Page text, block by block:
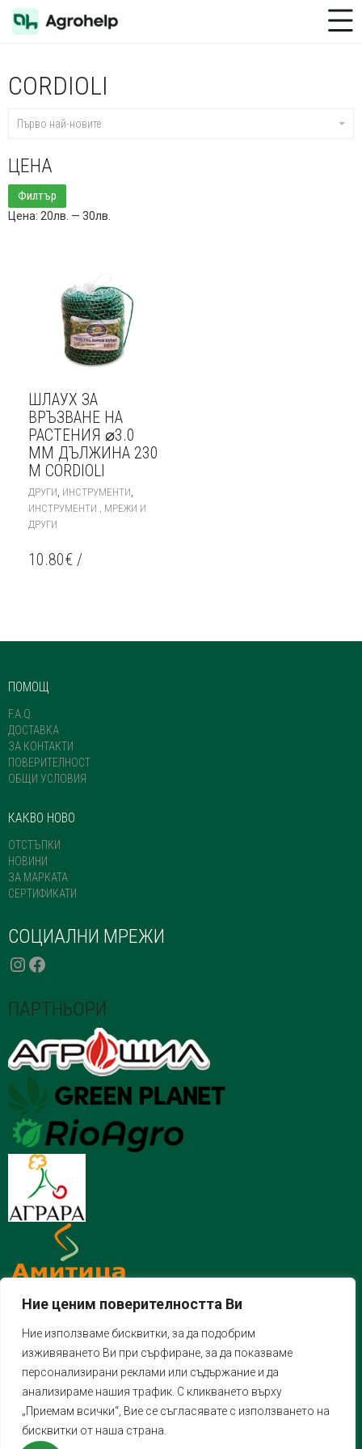
Ние ценим поверителността Ви
Ние използваме бисквитки, за да подобрим
изживяването Ви при сърфиране, за да показваме
персонализирани реклами или съдържание и да
анализираме нашия трафик. С кликването върху
„Приемам всички“, Вие се съгласявате с използването на
бисквитки от наша страна.
Toggle Menu
CORDIOLI
Първо най-новите
ЦЕНА
Минимална
цена
Максимална
цена
Филтър
Цена: 20лв. — 30лв.
ШЛАУХ ЗА
ВРЪЗВАНЕ НА
РАСТЕНИЯ ⌀3.0
ММ ДЪЛЖИНА 230
М CORDIOLI
ДРУГИ ИНСТРУМЕНТИ
ИНСТРУМЕНТИ , МРЕЖИ И
ДРУГИ
10.80€ /
ПОМОЩ
F.A.Q.
ДОСТАВКА
ЗА КОНТАКТИ
ПОВЕРИТЕЛНОСТ
ОБЩИ УСЛОВИЯ
КАКВО НОВО
ОТСТЪПКИ
НОВИНИ
ЗА МАРКАТА
СЕРТИФИКАТИ
СОЦИАЛНИ МРЕЖИ
INSTAGRAM
FACEBOOK
ПАРТНЬОРИ